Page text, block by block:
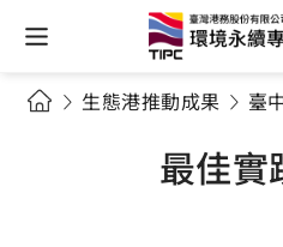
生態港推動成果 臺
最佳實